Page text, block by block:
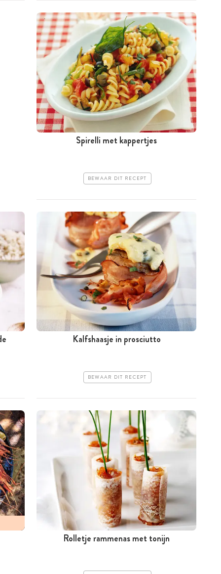
Spirelli met kappertjes
BEWAAR DIT RECEPT
Kalfshaasje in prosciutto
BEWAAR DIT RECEPT
Rolletje rammenas met tonijn